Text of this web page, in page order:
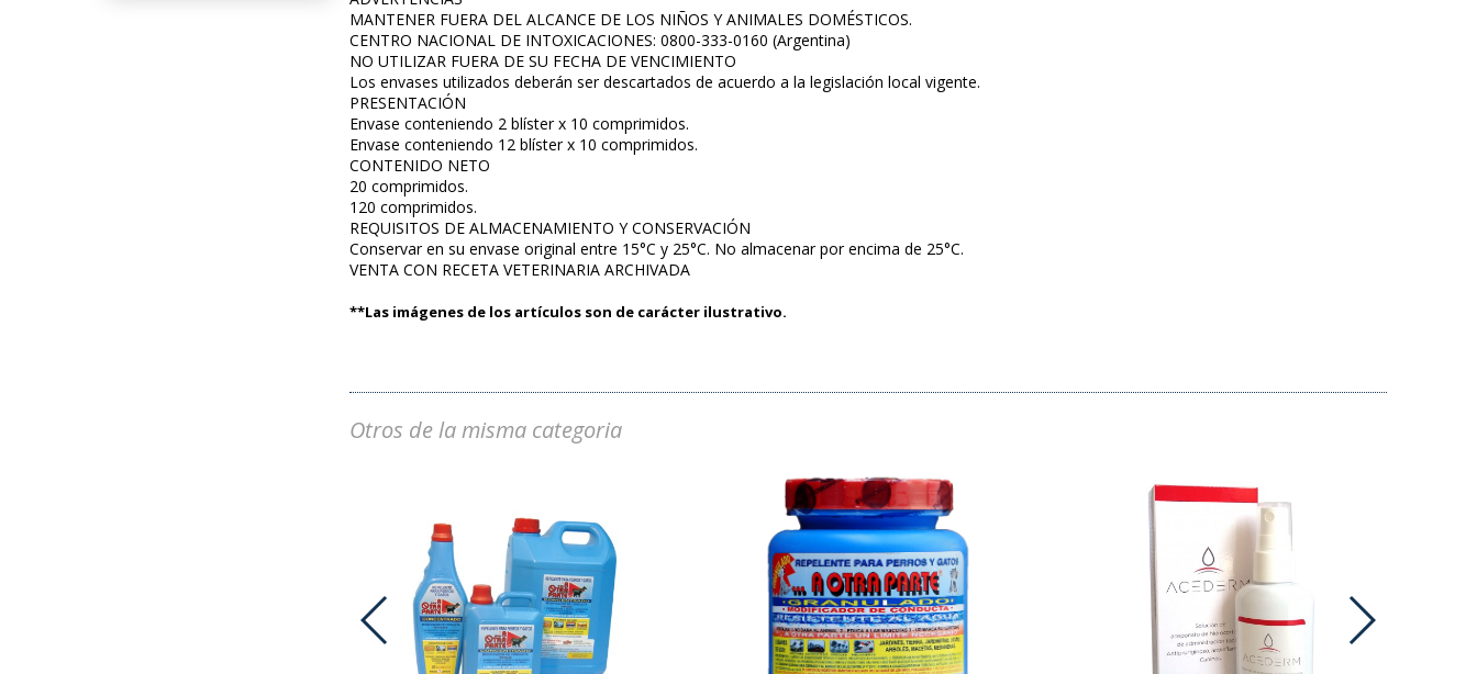
MANTENER FUERA DEL ALCANCE DE LOS NIÑOS Y ANIMALES DOMÉSTICOS.
CENTRO NACIONAL DE INTOXICACIONES: 0800-333-0160 (Argentina)
NO UTILIZAR FUERA DE SU FECHA DE VENCIMIENTO
Los envases utilizados deberán ser descartados de acuerdo a la legislación local vigente.
PRESENTACIÓN
Envase conteniendo 2 blíster x 10 comprimidos.
Envase conteniendo 12 blíster x 10 comprimidos.
CONTENIDO NETO
20 comprimidos.
120 comprimidos.
REQUISITOS DE ALMACENAMIENTO Y CONSERVACIÓN
Conservar en su envase original entre 15°C y 25°C. No almacenar por encima de 25°C.
VENTA CON RECETA VETERINARIA ARCHIVADA
**Las imágenes de los artículos son de carácter ilustrativo.
Otros de la misma categoria